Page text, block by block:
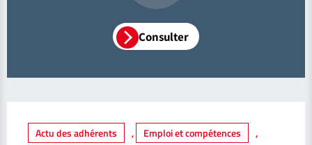
Consulter
Actu des adhérents , Emploi et compétences
,